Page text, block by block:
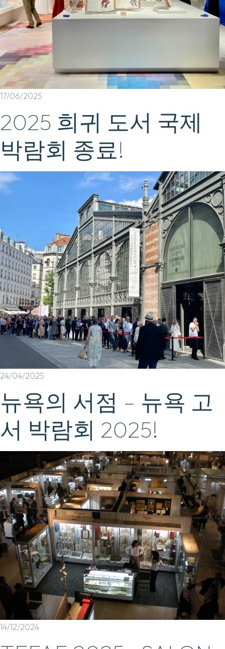
17/06/2025
2025 희귀 도서 국제
박람회 종료!
24/04/2025
뉴욕의 서점 – 뉴욕 고
서 박람회 2025!
14/12/2024